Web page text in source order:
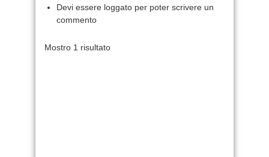
Devi essere loggato per poter scrivere un
commento
Mostro 1 risultato